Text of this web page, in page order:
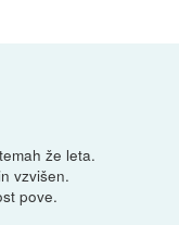
že leta.
vzvišen.
pove.